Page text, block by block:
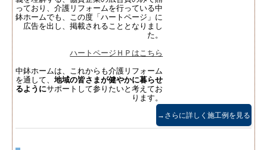
っており、介護リフォームを行っている中
鉢ホームでも、この度「ハートページ」に
広告を出し、掲載されることとなりまし
た。
ハートページＨＰはこちら
中鉢ホームは、これからも介護リフォーム
を通して、地域の皆さまが健やかに暮らせ
るようにサポートして参りたいと考えてお
ります。
→さらに詳しく施工例を見る